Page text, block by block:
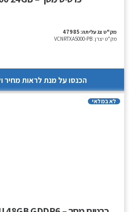
מק"ט צג עליתה: 47985
מק"ט יצרן: VCNRTXA5000-PB
הכנסו על מנת לראות מחיר
לא במלאי